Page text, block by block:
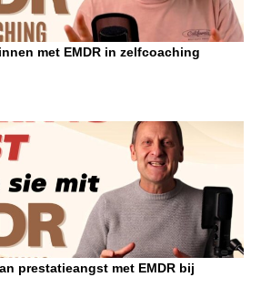
met EMDR in zelfcoaching
prestatieangst met EMDR bij